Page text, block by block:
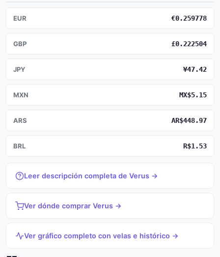
EUR €0.259778
GBP £0.222504
JPY ¥47.42
MXN MX$5.15
ARS AR$448.97
BRL R$1.53
Leer descripción completa de Verus →
Ver dónde comprar Verus →
Ver gráfico completo con velas e histórico →